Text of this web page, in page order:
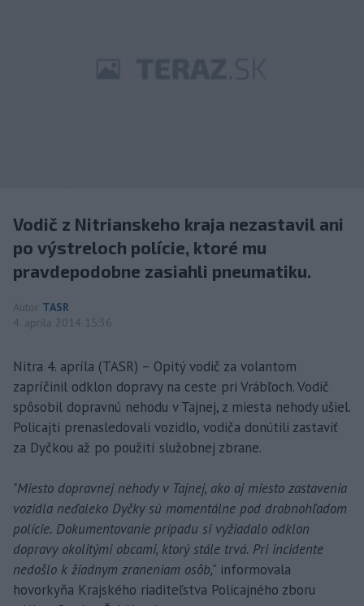
Vodič z Nitrianskeho kraja nezastavil ani
po výstreloch polície, ktoré mu
pravdepodobne zasiahli pneumatiku.
Autor TASR
4. apríla 2014 15:36
Nitra 4. apríla (TASR) – Opitý vodič za volantom
zapríčinil odklon dopravy na ceste pri Vrábľoch. Vodič
spôsobil dopravnú nehodu v Tajnej, z miesta nehody ušiel.
Policajti prenasledovali vozidlo, vodiča donútili zastaviť
za Dyčkou až po použití služobnej zbrane.
"Miesto dopravnej nehody v Tajnej, ako aj miesto zastavenia
vozidla neďaleko Dyčky sú momentálne pod drobnohľadom
polície. Dokumentovanie prípadu si vyžiadalo odklon
dopravy okolitými obcami, ktorý stále trvá. Pri incidente
nedošlo k žiadnym zraneniam osôb," informovala
hovorkyňa Krajského riaditeľstva Policajného zboru